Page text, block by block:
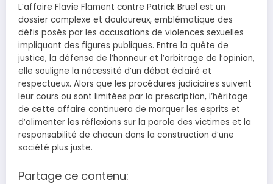
L’affaire Flavie Flament contre Patrick Bruel est un
dossier complexe et douloureux, emblématique des
défis posés par les accusations de violences sexuelles
impliquant des figures publiques. Entre la quête de
justice, la défense de l’honneur et l’arbitrage de l’opinion,
elle souligne la nécessité d’un débat éclairé et
respectueux. Alors que les procédures judiciaires suivent
leur cours ou sont limitées par la prescription, l’héritage
de cette affaire continuera de marquer les esprits et
d’alimenter les réflexions sur la parole des victimes et la
responsabilité de chacun dans la construction d’une
société plus juste.
Partage ce contenu: